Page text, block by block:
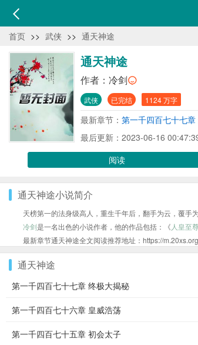
首页 >> 武侠 >> 通天神途
通天神途
作者： 冷剑
武侠 已完结 1124 万字
最新章节： 第一千四百七十七
最后更新：2023-06-16
阅读
通天神途小说简介
天榜第一的法身级高人，重生千年后，翻手为云，覆手
冷剑是一名出色的小说作者，他的作品包括：《 人皇至
最新章节通天神途全文阅读推荐地址：https://
通天神途
第一千四百七十七章 终极大揭秘
第一千四百七十六章 皇威浩荡
第一千四百七十五章 初会太子